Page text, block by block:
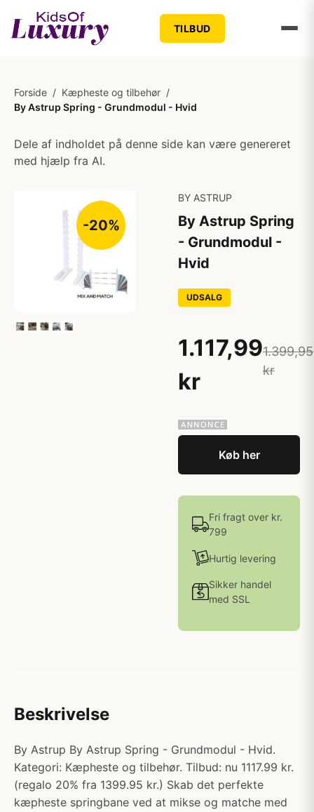
TILBUD
Forside / Kæpheste og tilbehør /
By Astrup Spring - Grundmodul - Hvid
Dele af indholdet på denne side kan være genereret
med hjælp fra AI.
-20%
BY ASTRUP
By Astrup Spring
- Grundmodul -
Hvid
UDSALG
1.117,99
kr
1.399,95
kr
Køb her
Fri fragt over kr.
799
Hurtig levering
Sikker handel
med SSL
Beskrivelse
By Astrup By Astrup Spring - Grundmodul - Hvid.
Kategori: Kæpheste og tilbehør. Tilbud: nu 1117.99 kr.
(regalo 20% fra 1399.95 kr.) Skab det perfekte
kæpheste springbane ved at mikse og matche med